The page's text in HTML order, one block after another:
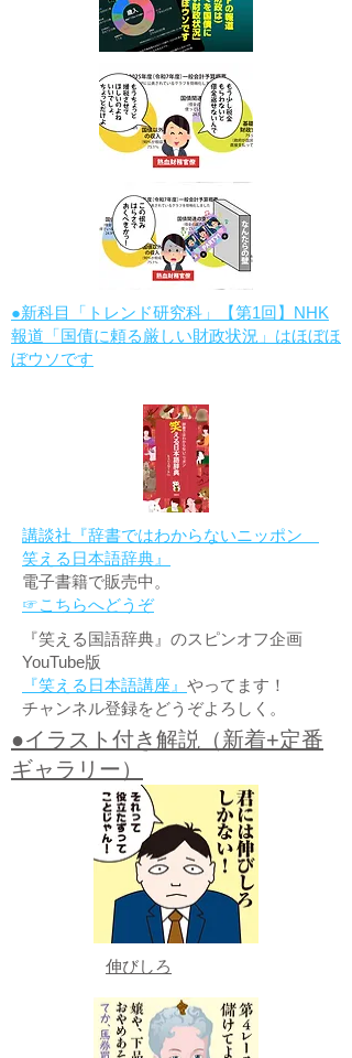
●新科目「トレンド研究科」【第1回】NHK
報道「国債に頼る厳しい財政状況」はほぼほ
ぼウソです
講談社『辞書ではわからないニッポン
笑える日本語辞典』
電子書籍で販売中。
☞こちらへどうぞ
『笑える国語辞典』のスピンオフ企画
YouTube版
『笑える日本語講座』 やってます！
チャンネル登録をどうぞよろしく。
●イラスト付き解説（新着+定番
ギャラリー）
伸びしろ